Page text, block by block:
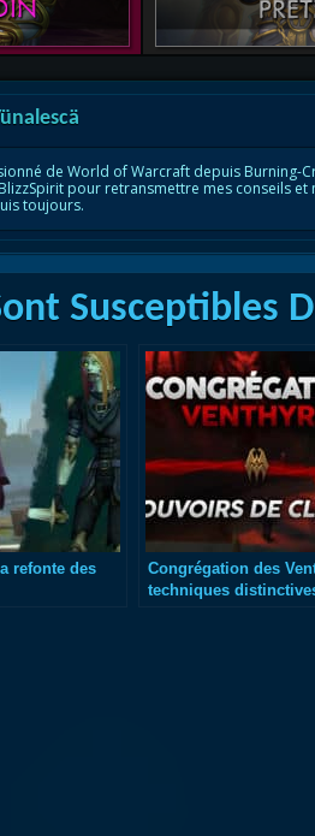
de World of Warcraft depuis Burning-
pour retransmettre mes conseils
toujours.
Susceptibles
refonte des
Congrégation des
techniques